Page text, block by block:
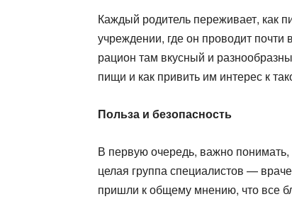
Каждый родитель переживает, как
учреждении, где он проводит почти
рацион там вкусный и
пищи и как привить им интерес к
Польза и безопасность
В первую очередь, важно
целая группа специалистов —
пришли к общему мнению, что все